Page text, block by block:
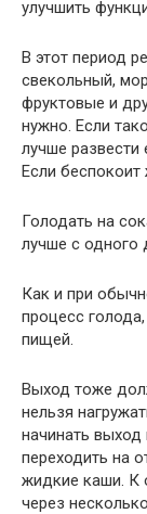
улучшить
В этот период
свекольный,
фруктовые и
нужно. Если
лучше
Если
Голодать на
лучше с одного
Как и при
процесс
пищей.
Выход тоже
нельзя
начинать выход
переходить на
жидкие каши. К
через